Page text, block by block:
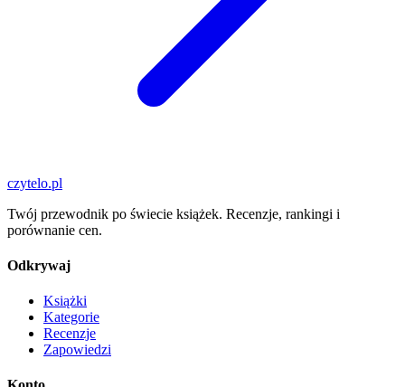
czytelo.pl
Twój przewodnik po świecie książek. Recenzje, rankingi i
porównanie cen.
Odkrywaj
Książki
Kategorie
Recenzje
Zapowiedzi